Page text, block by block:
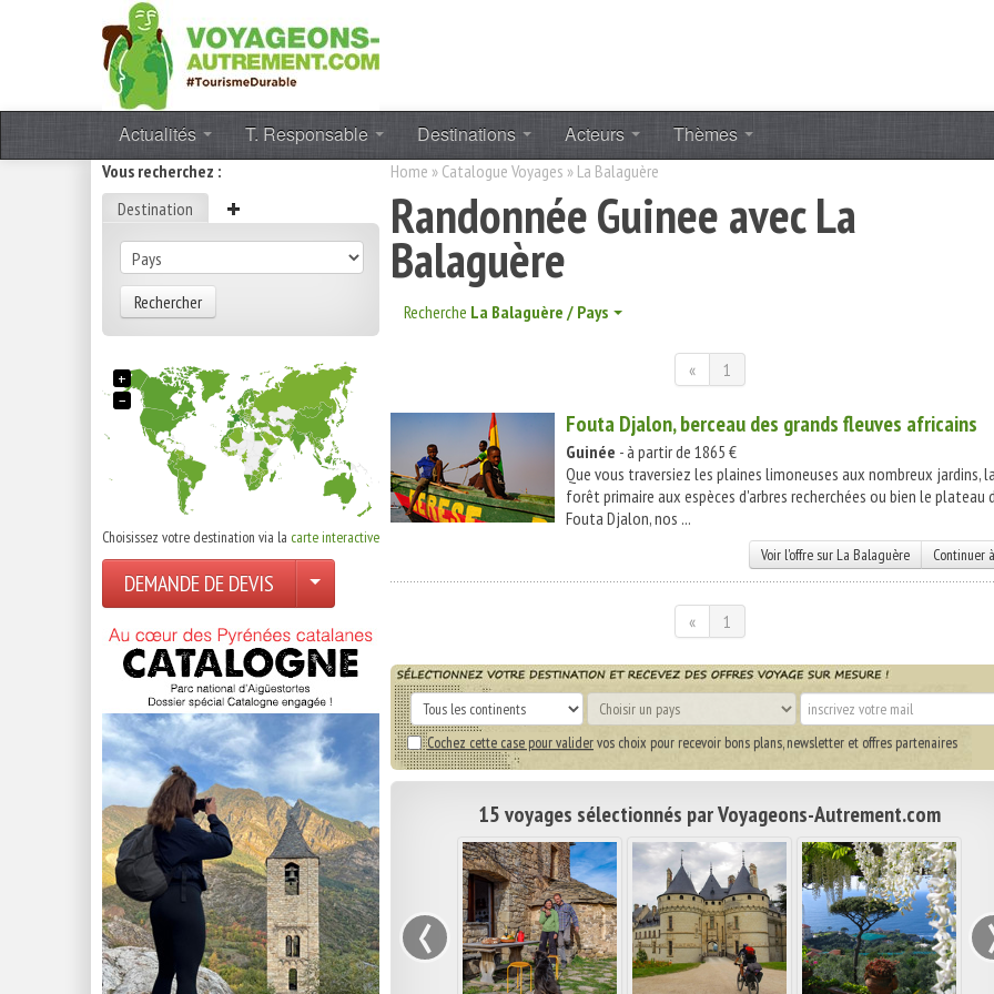
Actualités T. Responsable Destinations Acteurs Thèmes
Vous recherchez :
Destination
Rechercher
+
−
Choisissez votre destination via la carte interactive
DEMANDE DE DEVIS
Home » Catalogue Voyages » La Balaguère
Randonnée Guinee avec La
Balaguère
Recherche La Balaguère / Pays
« 1
Fouta Djalon, berceau des grands fleuves africains
Guinée - à partir de 1865 €
Que vous traversiez les plaines limoneuses aux nombreux jardins,
forêt primaire aux espèces d'arbres recherchées ou bien le plateau
Fouta Djalon, nos ...
Voir l'offre sur La Balaguère Continuer
« 1
Cochez cette case pour validervos choix pour recevoir bons plans, newsletter et offres partenaires
15 voyages sélectionnés par Voyageons-Autrement.com
‹